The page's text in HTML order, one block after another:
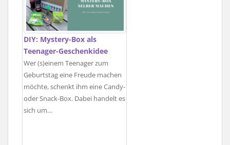
DIY: Mystery-Box als
Teenager-Geschenkidee
Wer (s)einem Teenager zum
Geburtstag eine Freude machen
möchte, schenkt ihm eine Candy-
oder Snack-Box. Dabei handelt es
sich um…